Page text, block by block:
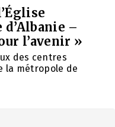
–
l’avenir »
des centres
la métropole de